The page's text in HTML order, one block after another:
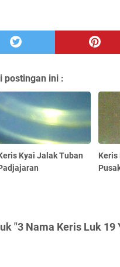
postingan ini :
Kyai Jalak Tuban
Keris
"3 Nama Keris Luk 19